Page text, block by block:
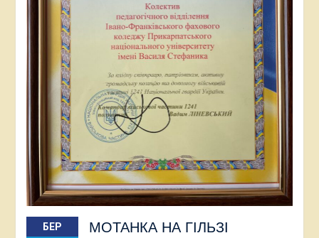
БЕР МОТАНКА НА ГІЛЬЗІ